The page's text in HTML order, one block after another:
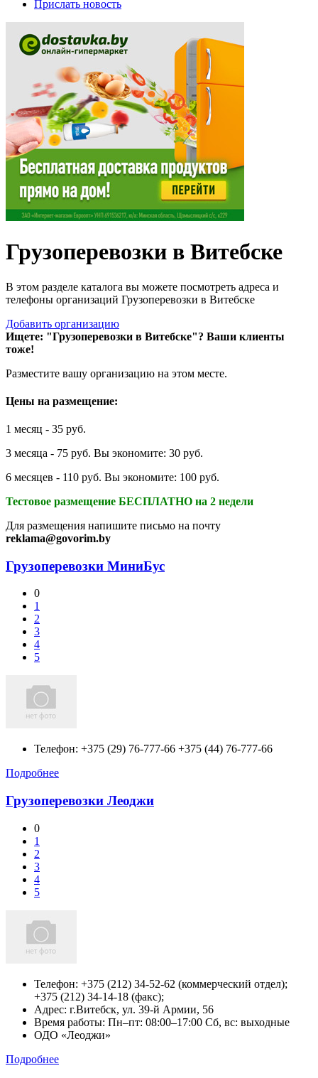
Прислать новость
Грузоперевозки в Витебске
В этом разделе каталога вы можете посмотреть адреса и
телефоны организаций Грузоперевозки в Витебске
Добавить организацию
Ищете: "Грузоперевозки в Витебске"? Ваши клиенты
тоже!
Разместите вашу организацию на этом месте.
Цены на размещение:
1 месяц - 35 руб.
3 месяца - 75 руб. Вы экономите: 30 руб.
6 месяцев - 110 руб. Вы экономите: 100 руб.
Тестовое размещение БЕСПЛАТНО на 2 недели
Для размещения напишите письмо на почту
reklama@govorim.by
Грузоперевозки МиниБус
0
1
2
3
4
5
Телефон: +375 (29) 76-777-66 +375 (44) 76-777-66
Подробнее
Грузоперевозки Леоджи
0
1
2
3
4
5
Телефон: +375 (212) 34-52-62 (коммерческий отдел);
+375 (212) 34-14-18 (факс);
Адрес: г.Витебск, ул. 39-й Армии, 56
Время работы: Пн–пт: 08:00–17:00 Сб, вс: выходные
ОДО «Леоджи»
Подробнее